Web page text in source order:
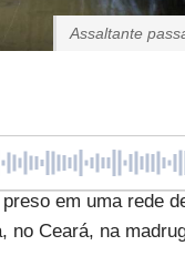
Assaltante
em uma rede
no Ceará, na